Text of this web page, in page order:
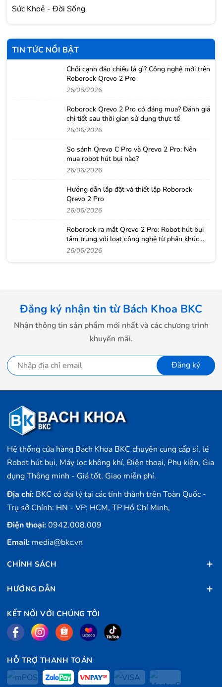
Sức Khoẻ - Đời Sống
TIN TỨC NỔI BẬT
Chổi cạnh đảo chiều là gì? Công nghệ mới trên
Roborock Qrevo 2 Pro
26/06/2026
Roborock Qrevo 2 Pro có đáng mua? Đánh giá
chi tiết sau thời gian sử dụng thực tế
26/06/2026
So sánh Qrevo C Pro và Qrevo 2 Pro: Nên
mua robot hút bụi nào?
26/06/2026
Hướng dẫn lắp đặt và thiết lập Roborock
Qrevo 2 Pro
26/06/2026
Roborock ra mắt Qrevo 2 Pro: Robot hút bụi
tầm trung với loạt công nghệ từ phân khúc
cao cấp
26/06/2026
Đăng ký nhận tin từ Bách Khoa BKC
Nhận thông tin sản phẩm mới nhất và các chương trình
khuyến mãi.
Đăng ký
Hệ thống cửa hàng Bach Khoa BKC chuyên cung cấp sỉ, lẻ
Robot hút bụi, Máy lọc không khí, Điện thoại, Phụ kiện, Gia
dụng Thông minh - Giá tốt, Giao miễn phí.
Địa chỉ: BKC có đại lý tại các tỉnh thành trên Toàn Quốc -
Trụ sở Chính: HN - VP: HCM, TP Hồ Chí Minh,
Điện thoại:0942.008.009
Email: media@bkc.vn
CHÍNH SÁCH
HƯỚNG DẪN
KẾT NỐI VỚI CHÚNG TÔI
HỖ TRỢ THANH TOÁN